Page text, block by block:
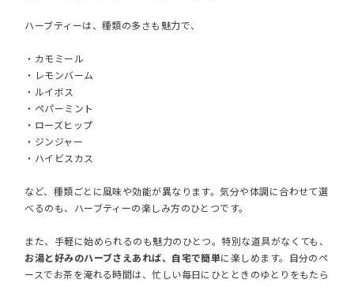
ハーブティーは、種類の多さも魅力で、
・カモミール
・レモンバーム
・ルイボス
・ペパーミント
・ローズヒップ
・ジンジャー
・ハイビスカス
など、種類ごとに風味や効能が異なります。気分や体調に合わせて選
べるのも、ハーブティーの楽しみ方のひとつです。
また、手軽に始められるのも魅力のひとつ。特別な道具がなくても、
お湯と好みのハーブさえあれば、自宅で簡単に楽しめます。自分のペ
ースでお茶を淹れる時間は、忙しい毎日にひとときのゆとりをもたら